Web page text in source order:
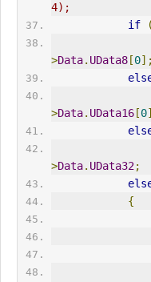
4);
if
(
>Data. UData8[0];
>Data. UData16[0
>Data. UData32;
{